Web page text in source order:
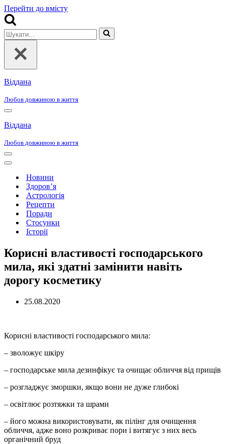
Перейти до вмісту
Шукати...
Віддана
Любов довжиною в життя
Меню
навігації
Віддана
Любов довжиною в життя
Меню
навігації
Меню
навігаціїНовини
Здоров’я
Астрологія
Рецепти
Поради
Стосунки
Історії
Корисні властивості господарського
мила, які здатні замінити навіть
дорогу косметику
25.08.2020
Корисні властивості господарського мила:
– зволожує шкіру
– господарське мила дезинфікує та очищає обличчя від прищів
– розгладжує зморшки, якщо вони не дуже глибокі
– освітлює розтяжки та шрами
– його можна використовувати, як пілінг для очищення
обличчя, адже воно розкриває пори і витягує з них весь
органічний бруд